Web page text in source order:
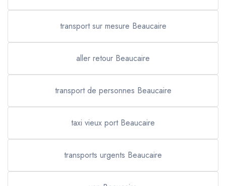
transport sur mesure Beaucaire
aller retour Beaucaire
transport de personnes Beaucaire
taxi vieux port Beaucaire
transports urgents Beaucaire